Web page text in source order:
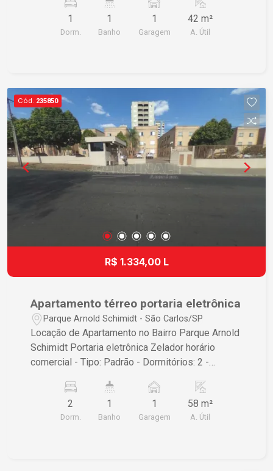
? 1 dormitório amplo e bem iluminado ? Sala
integrada e aconchegante ? Cozinha funcional ?
Banheiro completo ? Área de serviço ? 1 vaga de
São Carlos, com fácil acesso aos institutos,
restaurantes, supermercados, farmácias e
transporte público. Bairros como Cidade Jardim,
Jardim Macarengo, Parque Arnold Schimidt e
Centro são os mais procurados por estudantes e
moradores devido à proximidade com o campus.
1
Dorm.
1
Banho
1
Garagem
42 m²
A. Útil
Cód. 235850
R$ 1.334,00 L
Apartamento térreo portaria eletrônica
Parque Arnold Schimidt - São Carlos/SP
Locação de Apartamento no Bairro Parque Arnold
Schimidt Portaria eletrônica Zelador horário
comercial - Tipo: Padrão - Dormitórios: 2 -
70,00 m² - Localização: São Carlos/SP Para mais
informações ou agendar uma visita, entre em
contato.
2
Dorm.
1
Banho
1
Garagem
58 m²
A. Útil